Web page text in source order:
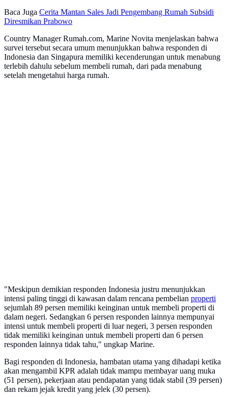
Baca Juga Cerita Mantan Sales Jadi Pengembang Rumah Subsidi
Diresmikan Prabowo
Country Manager Rumah.com, Marine Novita menjelaskan bahwa
survei tersebut secara umum menunjukkan bahwa responden di
Indonesia dan Singapura memiliki kecenderungan untuk menabung
terlebih dahulu sebelum membeli rumah, dari pada menabung
setelah mengetahui harga rumah.
"Meskipun demikian responden Indonesia justru menunjukkan
intensi paling tinggi di kawasan dalam rencana pembelian properti
sejumlah 89 persen memiliki keinginan untuk membeli properti di
dalam negeri. Sedangkan 6 persen responden lainnya mempunyai
intensi untuk membeli properti di luar negeri, 3 persen responden
tidak memiliki keinginan untuk membeli properti dan 6 persen
responden lainnya tidak tahu," ungkap Marine.
Bagi responden di Indonesia, hambatan utama yang dihadapi ketika
akan mengambil KPR adalah tidak mampu membayar uang muka
(51 persen), pekerjaan atau pendapatan yang tidak stabil (39 persen)
dan rekam jejak kredit yang jelek (30 persen).